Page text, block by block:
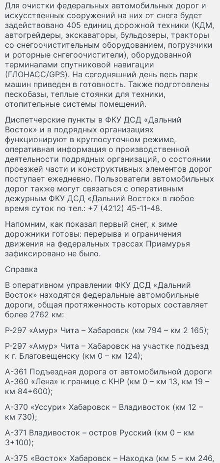
Для очистки федеральных автомобильных дорог и
искусственных сооружений на них от снега будет
задействовано 405 единиц дорожной техники (КДМ,
автогрейдеры, экскаваторы, бульдозеры, тракторы
со снегоочистительным оборудованием, погрузчики
и роторные снгегоочистители), оборудованной
терминалами спутниковой навигации
(ГЛОНАСС/GPS). На сегодняшний день весь парк
машин приведен в готовность. Также подготовлены
пескобазы, теплые стоянки для техники,
отопительные системы помещений.
Диспетчерские пункты в ФКУ ДСД «Дальний
Восток» и в подрядных организациях
функционируют в круглосуточном режиме,
оперативная информация о производственной
деятельности подрядных организаций, о состоянии
проезжей части и конструктивных элементов дорог
поступает ежедневно. Пользователи автомобильных
дорог также могут связаться с оперативным
дежурным ФКУ ДСД «Дальний Восток» в любое
время суток по тел.: +7 (4212) 45-11-48.
Напомним, как показал первый снег, к зиме
дорожники готовы: перерыва и ограничения
движения на федеральных трассах Приамурья
зафиксировано не было.
Справка
В оперативном управлении ФКУ ДСД «Дальний
Восток» находятся федеральные автомобильные
дороги, общая протяженность которых составляет
более 2762 км:
Р-297 «Амур» Чита – Хабаровск (км 794 – км 2 165);
Р-297 «Амур» Чита – Хабаровск на участке подъезд
к г. Благовещенску (км 0 – км 124);
А-361 Подъездная дорога от автомобильной дороги
А-360 «Лена» к границе с КНР (км 0 – км 13, км 19 –
км 84+600);
А-370 «Уссури» Хабаровск – Владивосток (км 12 –
км 730);
А-371 Владивосток – остров Русский (км 0 – км
3+100);
А-375 «Восток» Хабаровск – Находка (км 5 – км 246,